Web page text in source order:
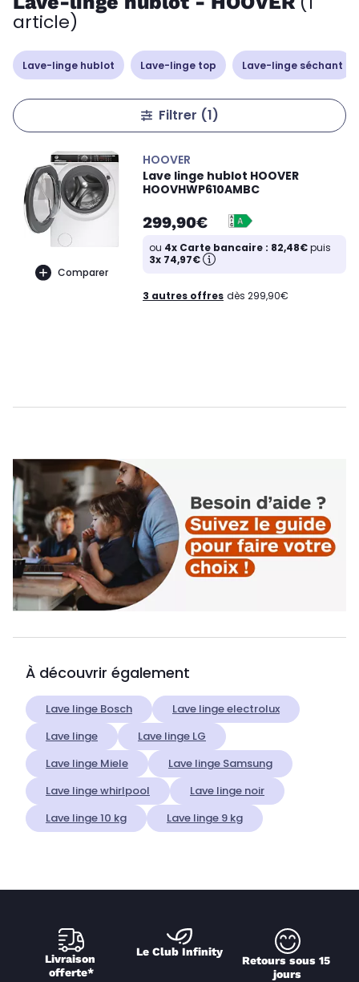
article)
Lave-linge hublot Lave-linge top Lave-linge séchant
Filtrer (1)
Comparer
HOOVER
Lave linge hublot HOOVER
HOOVHWP610AMBC
299,90€
ou 4x Carte bancaire : 82,48€puis
3x 74,97€
3 autres offres dès 299,90€
À découvrir également
Lave linge Bosch
Lave linge electrolux
Lave linge
Lave linge LG
Lave linge Miele
Lave linge Samsung
Lave linge whirlpool
Lave linge noir
Lave linge 10 kg
Lave linge 9 kg
Livraison
offerte*
Le Club Infinity
Retours sous 15
jours